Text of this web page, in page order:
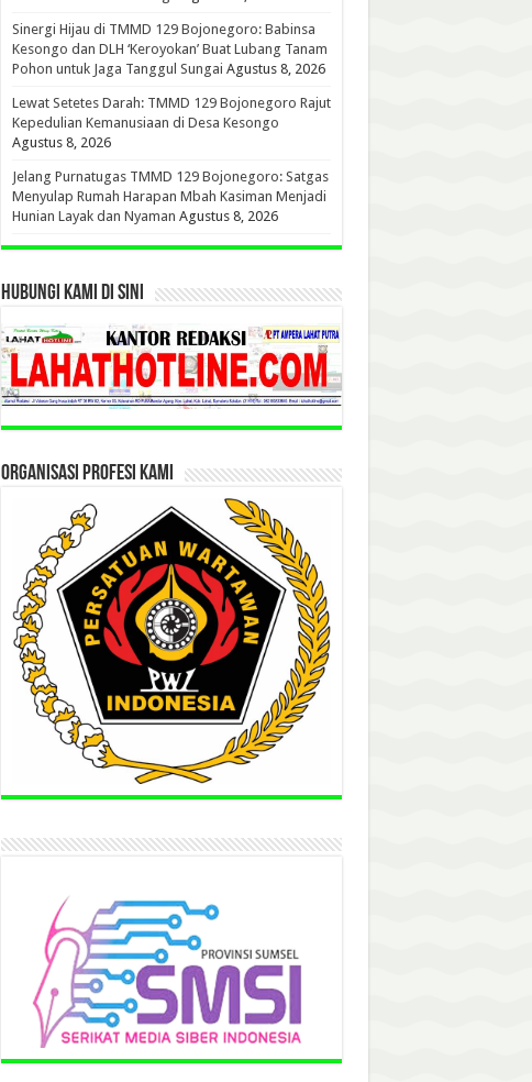
Sinergi Hijau di TMMD 129 Bojonegoro: Babinsa
Kesongo dan DLH ‘Keroyokan’ Buat Lubang Tanam
Pohon untuk Jaga Tanggul Sungai Agustus 8, 2026
Lewat Setetes Darah: TMMD 129 Bojonegoro Rajut
Kepedulian Kemanusiaan di Desa Kesongo
Agustus 8, 2026
Jelang Purnatugas TMMD 129 Bojonegoro: Satgas
Menyulap Rumah Harapan Mbah Kasiman Menjadi
Hunian Layak dan Nyaman Agustus 8, 2026
HUBUNGI KAMI DI SINI
ORGANISASI PROFESI KAMI